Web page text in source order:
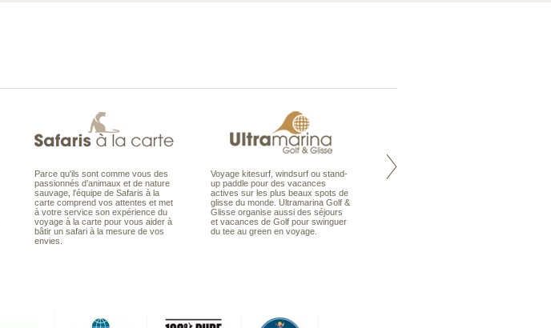
Parce qu'ils sont comme vous des
passionnés d’animaux et de nature
sauvage, l'équipe de Safaris à la
carte comprend vos attentes et met
à votre service son expérience du
voyage à la carte pour vous aider à
bâtir un safari à la mesure de vos
envies.
Voyage kitesurf, windsurf ou stand-
up paddle pour des vacances
actives sur les plus beaux spots de
glisse du monde. Ultramarina Golf &
Glisse organise aussi des séjours
et vacances de Golf pour swinguer
du tee au green en voyage.
Maldives à la Carte propose tous